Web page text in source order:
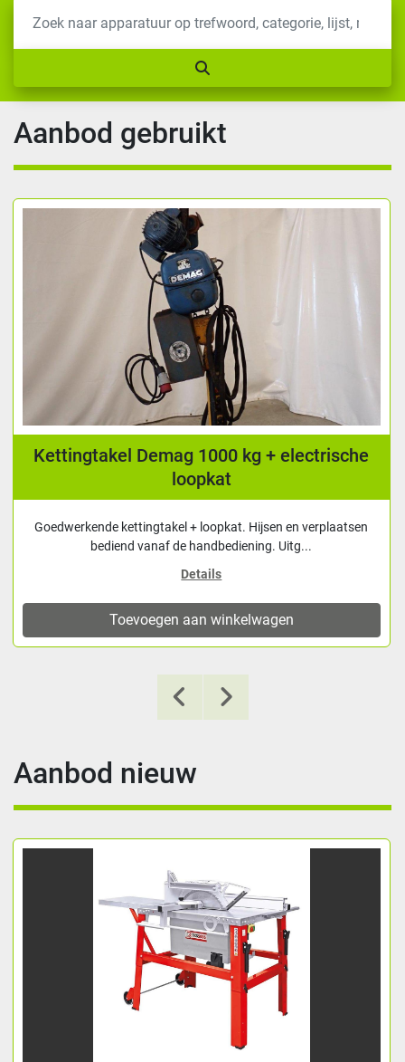
Aanbod gebruikt
Kettingtakel Demag 1000 kg + electrische
loopkat
Goedwerkende kettingtakel + loopkat. Hijsen en verplaatsen
bediend vanaf de handbediening. Uitg...
Details
Toevoegen aan winkelwagen
Aanbod nieuw